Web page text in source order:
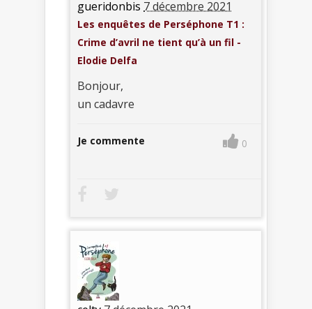
gueridonbis 7 décembre 2021
Les enquêtes de Perséphone T1 :
Crime d’avril ne tient qu’à un fil -
Elodie Delfa
Bonjour,
un cadavre
Je commente 0